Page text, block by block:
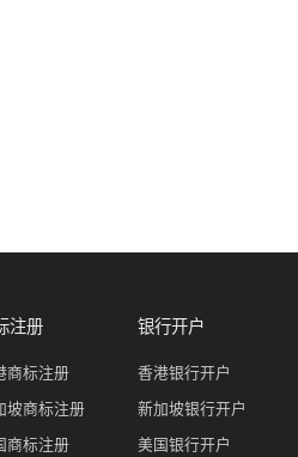
注册
商标注册
坡商标注册
商标注册
银行开户
香港银行开户
新加坡银行开户
美国银行开户